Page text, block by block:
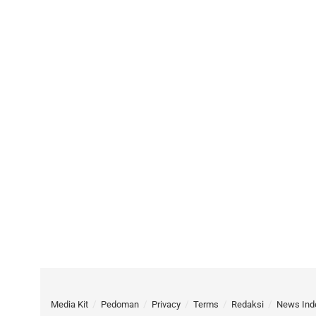
Media Kit Pedoman Privacy Terms Redaksi News